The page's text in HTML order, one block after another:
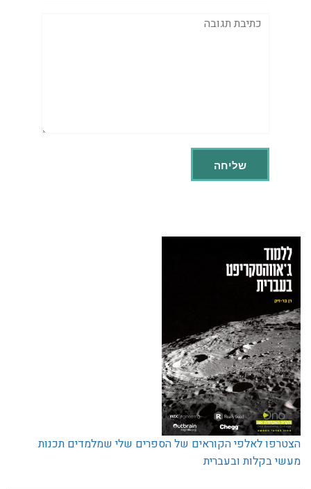
תגובה
הצטרפו לאלפי הקוראים של הספרים שלי שמלמדים תכנות
מעשי בקלות ובעברית